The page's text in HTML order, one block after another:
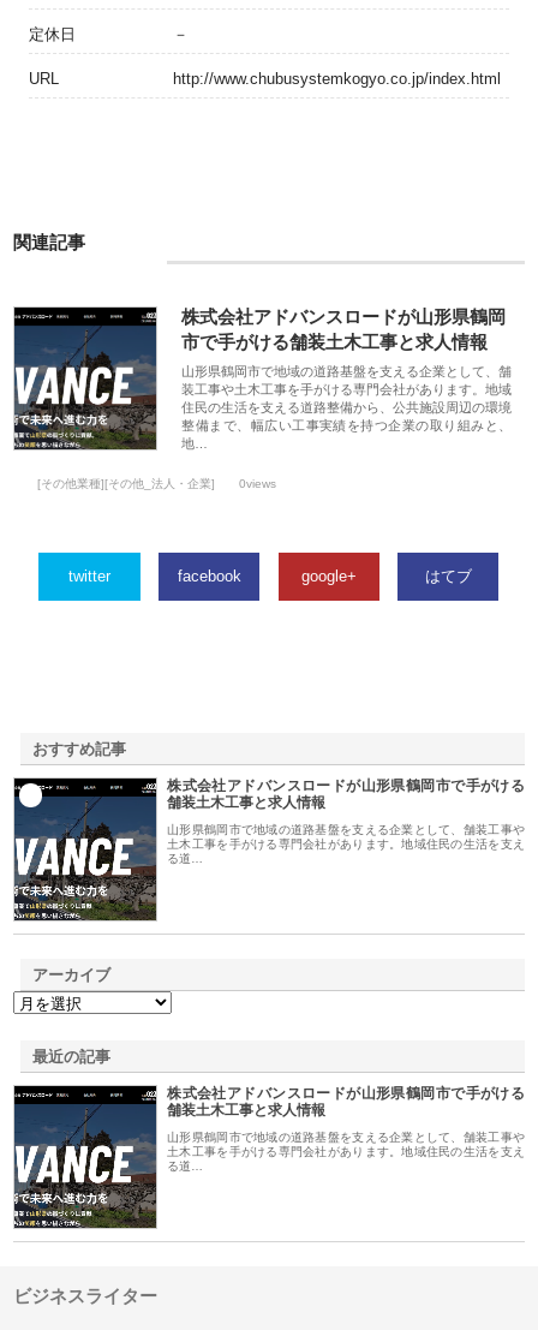
定休日 －
URL http://www.chubusystemkogyo.co.jp/index.html
関連記事
株式会社アドバンスロードが山形県鶴岡
市で手がける舗装土木工事と求人情報
山形県鶴岡市で地域の道路基盤を支える企業として、舗
装工事や土木工事を手がける専門会社があります。地域
住民の生活を支える道路整備から、公共施設周辺の環境
整備まで、幅広い工事実績を持つ企業の取り組みと、
地…
[その他業種][その他_法人・企業] 0views
twitter facebook google+ はてブ
おすすめ記事
株式会社アドバンスロードが山形県鶴岡市で手がける
舗装土木工事と求人情報
山形県鶴岡市で地域の道路基盤を支える企業として、舗装工事や
土木工事を手がける専門会社があります。地域住民の生活を支え
る道…
アーカイブ
最近の記事
株式会社アドバンスロードが山形県鶴岡市で手がける
舗装土木工事と求人情報
山形県鶴岡市で地域の道路基盤を支える企業として、舗装工事や
土木工事を手がける専門会社があります。地域住民の生活を支え
る道…
ビジネスライター